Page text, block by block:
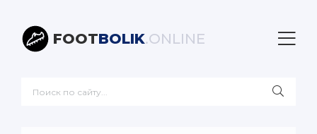
FOOTBOLIK.ONLINE